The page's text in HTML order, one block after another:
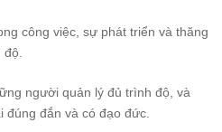
công việc, sự phát triển và thăng
người quản lý đủ trình độ, và
đúng đắn và có đạo đức.